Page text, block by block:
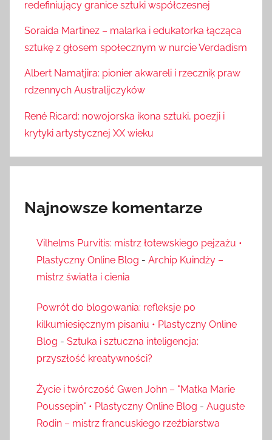
redefiniujący granice sztuki współczesnej
Soraida Martinez – malarka i edukatorka łącząca
sztukę z głosem społecznym w nurcie Verdadism
Albert Namatjira: pionier akwareli i rzeczniķ praw
rdzennych Australijczyków
René Ricard: nowojorska ikona sztuki, poezji i
krytyki artystycznej XX wieku
Najnowsze komentarze
Vilhelms Purvitis: mistrz łotewskiego pejzażu •
Plastyczny Online Blog - Archip Kuindży –
mistrz światła i cienia
Powrót do blogowania: refleksje po
kilkumiesięcznym pisaniu • Plastyczny Online
Blog - Sztuka i sztuczna inteligencja:
przyszłość kreatywności?
Życie i twórczość Gwen John – "Matka Marie
Poussepin" • Plastyczny Online Blog - Auguste
Rodin – mistrz francuskiego rzeźbiarstwa